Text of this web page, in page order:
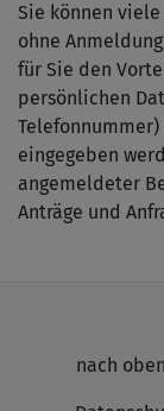
Sie können
ohne
für Sie den
persönlichen
eingegeben
angemeldeter
Anträge und
nach oben